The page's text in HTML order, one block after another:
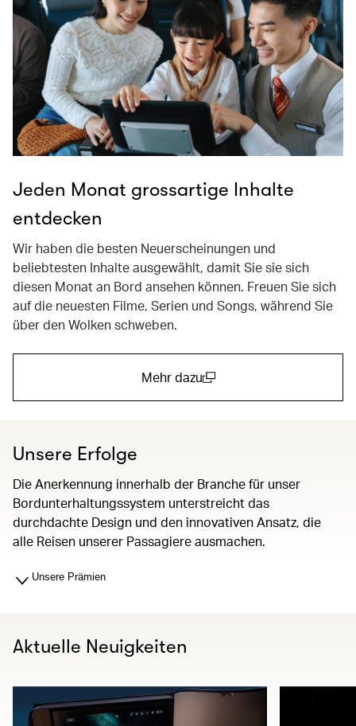
Jeden Monat grossartige Inhalte
entdecken
Wir haben die besten Neuerscheinungen und
beliebtesten Inhalte ausgewählt, damit Sie sie sich
diesen Monat an Bord ansehen können. Freuen Sie sich
auf die neuesten Filme, Serien und Songs, während Sie
über den Wolken schweben.
Mehr dazu
Unsere Erfolge
Die Anerkennung innerhalb der Branche für unser
Bordunterhaltungssystem unterstreicht das
durchdachte Design und den innovativen Ansatz, die
alle Reisen unserer Passagiere ausmachen.
Unsere Prämien
Aktuelle Neuigkeiten